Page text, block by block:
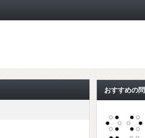
おすすめの